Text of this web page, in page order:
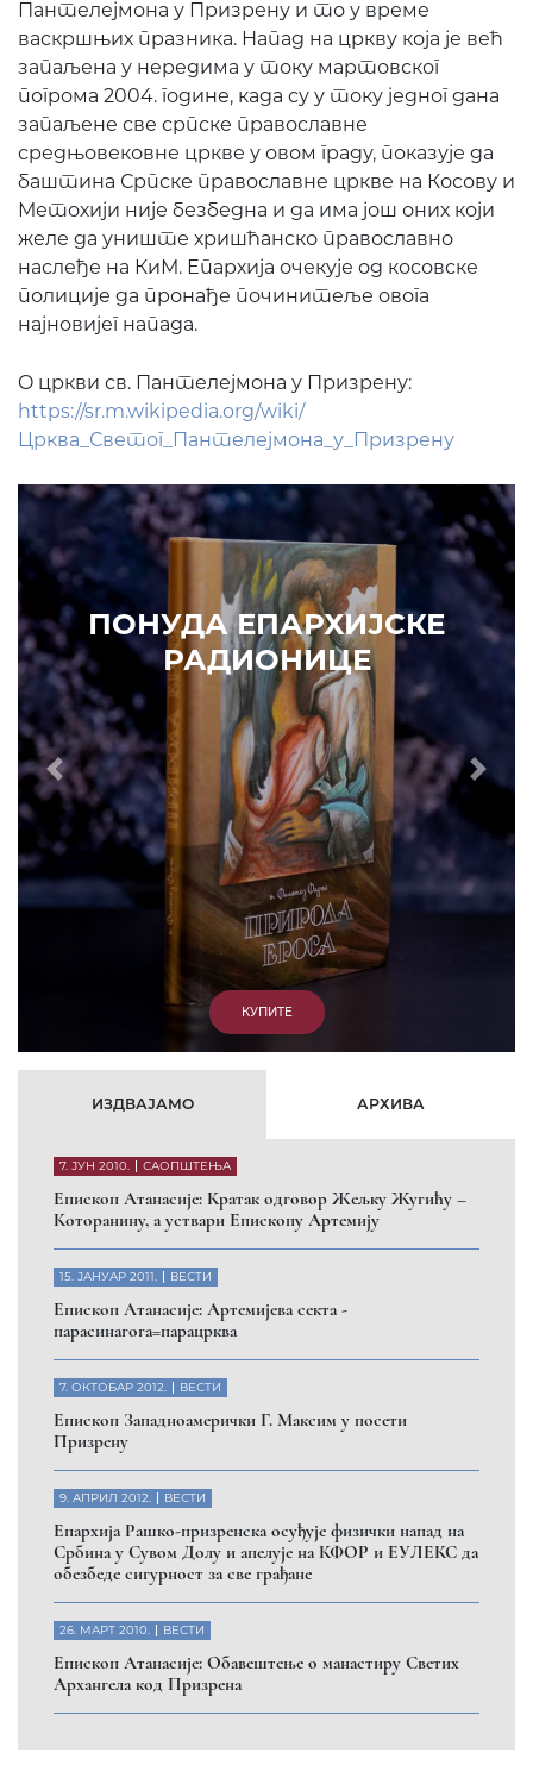
Пантелејмона у Призрену и то у време
васкршњих празника. Напад на цркву која је већ
запаљена у нередима у току мартовског
погрома 2004. године, када су у току једног дана
запаљене све српске православне
средњовековне цркве у овом граду, показује да
баштина Српске православне цркве на Косову и
Метохији није безбедна и да има још оних који
желе да униште хришћанско православно
наслеђе на КиМ. Епархија очекује од косовске
полиције да пронађе починитеље овога
најновијег напада.
O цркви св. Пантелејмона у Призрену:
https://sr.m.wikipedia.org/wiki/
Црква_Светог_Пантелејмона_у_Призрену
ПОНУДА ЕПАРХИЈСКЕ
РАДИОНИЦЕ
КУПИТЕ
Prethodni
ИЗДВАЈАМО АРХИВА
7. ЈУН 2010. САОПШТЕЊА
Eпископ Атанасије: Кратак одговор Жељку Жугићу –
Которанину, а уствари Епископу Артемију
15. ЈАНУАР 2011. ВЕСТИ
Eпископ Атанасије: Артемијева секта -
парасинагога=парацрква
7. ОКТОБАР 2012. ВЕСТИ
Eпископ Западноамерички Г. Максим у посети
Призрену
9. АПРИЛ 2012. ВЕСТИ
Eпархија Рашко-призренска осуђује физички напад на
Србина у Сувом Долу и апелује на КФОР и ЕУЛЕКС да
обезбеде сигурност за све грађане
26. МАРТ 2010. ВЕСТИ
Eпископ Атанасије: Обавештење о манастиру Светих
Архангела код Призрена